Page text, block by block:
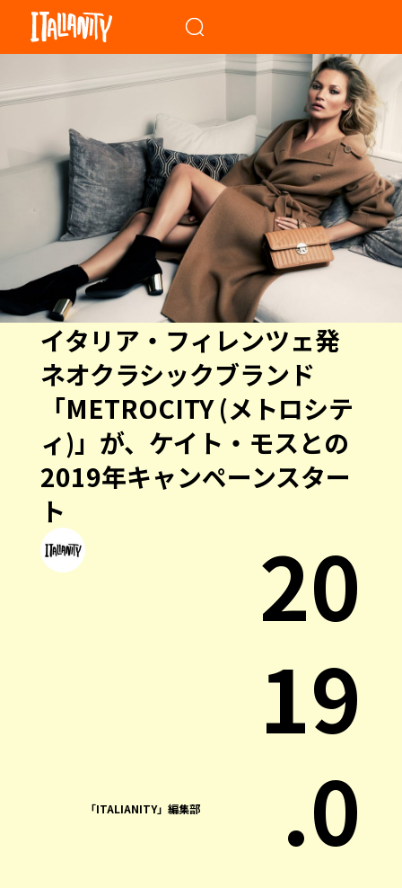
イタリア・フィレンツェ発
ネオクラシックブランド
「METROCITY (メトロシテ
ィ)」が、ケイト・モスとの
2019年キャンペーンスター
ト
「ITALIANITY」編集部
20
19
.0